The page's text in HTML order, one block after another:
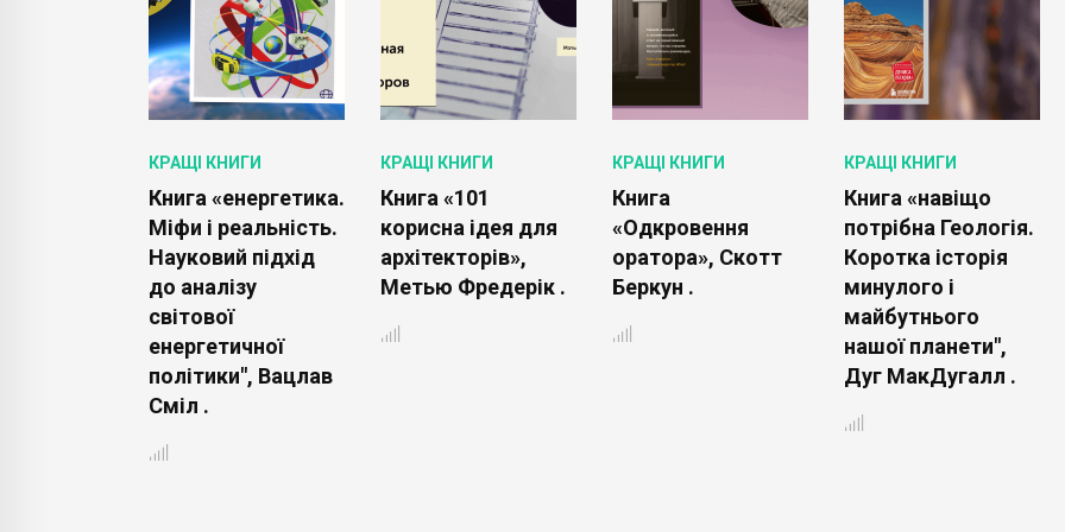
КРАЩІ КНИГИ
Книга «енергетика.
Міфи і реальність.
Науковий підхід
до аналізу
світової
енергетичної
політики", Вацлав
Сміл .
КРАЩІ КНИГИ
Книга «101
корисна ідея для
архітекторів»,
Метью Фредерік .
КРАЩІ КНИГИ
Книга
«Одкровення
оратора», Скотт
Беркун .
КРАЩІ КНИГИ
Книга «навіщо
потрібна Геологія.
Коротка історія
минулого і
майбутнього
нашої планети",
Дуг МакДугалл .